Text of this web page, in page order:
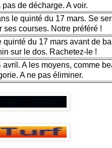
de décharge. A voir.
le quinté du 17 mars. Se
courses. Notre préféré !
quinté du 17 mars avant de
sur le dos. Rachetez-le !
A les moyens, comme
A ne pas éliminer.